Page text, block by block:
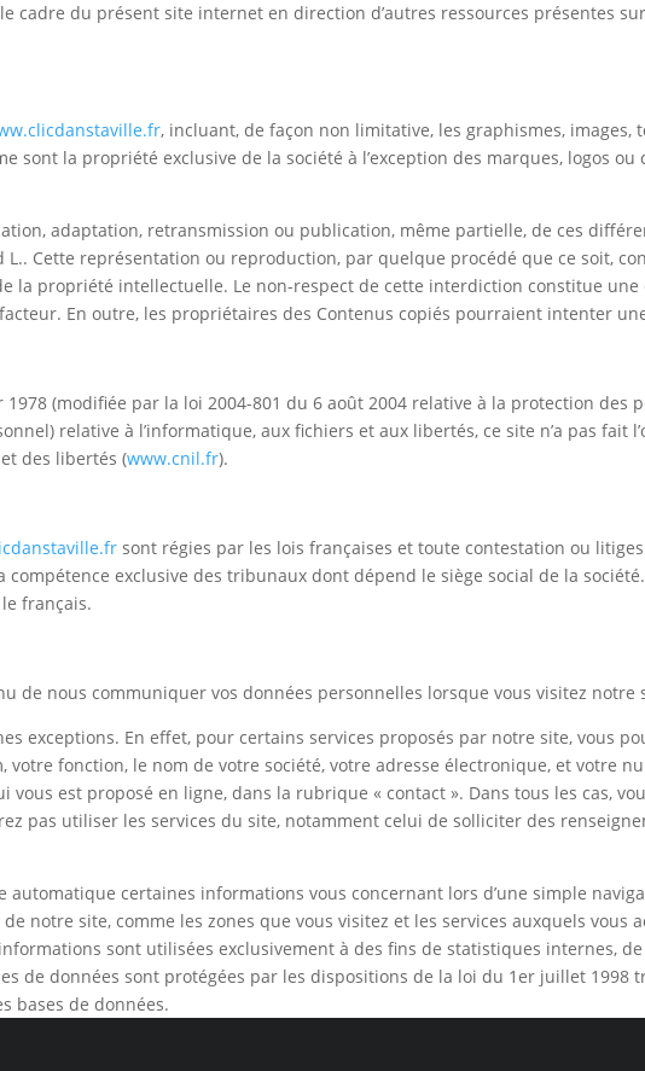
cadre du présent site internet en direction d’autres ressources présentes
, incluant, de façon non limitative, les graphismes, images,
sont la propriété exclusive de la société à l’exception des marques, logos ou
adaptation, retransmission ou publication, même partielle, de ces
L.. Cette représentation ou reproduction, par quelque procédé que ce soit,
la propriété intellectuelle. Le non-respect de cette interdiction constitue
En outre, les propriétaires des Contenus copiés pourraient intenter
(modifiée par la loi 2004-801 du 6 août 2004 relative à la protection des
relative à l’informatique, aux fichiers et aux libertés, ce site n’a pas fait
des libertés (www.cnil.fr).
sont régies par les lois françaises et toute contestation ou
compétence exclusive des tribunaux dont dépend le siège social de la
français.
de nous communiquer vos données personnelles lorsque vous visitez notre
exceptions. En effet, pour certains services proposés par notre site, vous
fonction, le nom de votre société, votre adresse électronique, et votre
est proposé en ligne, dans la rubrique « contact ». Dans tous les cas,
pas utiliser les services du site, notamment celui de solliciter des
automatique certaines informations vous concernant lors d’une simple
notre site, comme les zones que vous visitez et les services auxquels vous
sont utilisées exclusivement à des fins de statistiques internes,
de données sont protégées par les dispositions de la loi du 1er juillet 1998
bases de données.